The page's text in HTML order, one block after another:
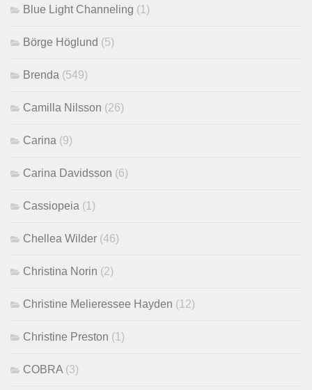
Blue Light Channeling (1)
Börge Höglund (5)
Brenda (549)
Camilla Nilsson (26)
Carina (9)
Carina Davidsson (6)
Cassiopeia (1)
Chellea Wilder (46)
Christina Norin (2)
Christine Melieressee Hayden (12)
Christine Preston (1)
COBRA (3)